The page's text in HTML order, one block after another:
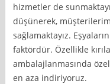
hizmetler de
düşünerek,
sağlamaktayız.
faktördür. Özellikle
ambalajlanmasında
en aza indiriyoruz.